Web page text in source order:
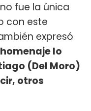
fue la única
con este
expresó
lo
(Del Moro)
otros